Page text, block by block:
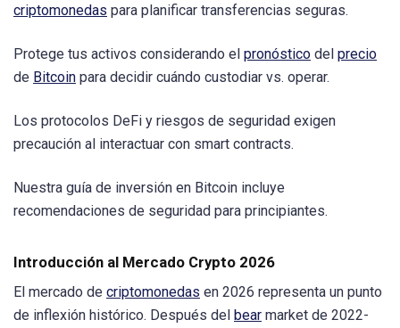
criptomonedas para planificar transferencias seguras.
Protege tus activos considerando el pronóstico del precio
de Bitcoin para decidir cuándo custodiar vs. operar.
Los protocolos DeFi y riesgos de seguridad exigen
precaución al interactuar con smart contracts.
Nuestra guía de inversión en Bitcoin incluye
recomendaciones de seguridad para principiantes.
Introducción al Mercado Crypto 2026
El mercado de criptomonedas en 2026 representa un punto
de inflexión histórico. Después del bear market de 2022-